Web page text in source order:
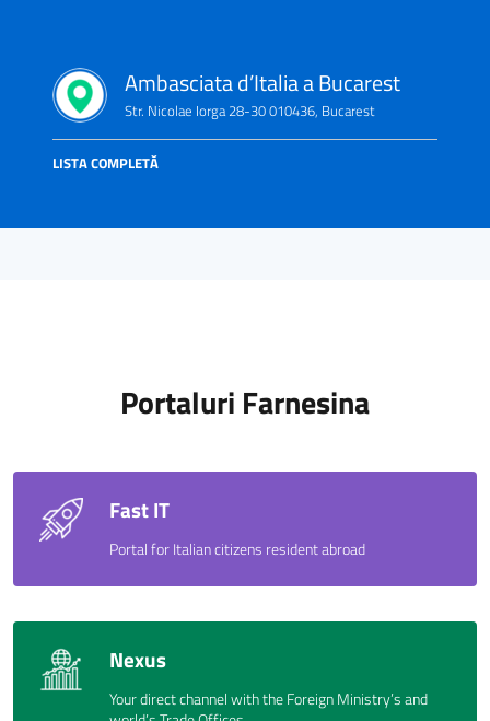
Ambasciata d’Italia a Bucarest
Str. Nicolae Iorga 28-30 010436, Bucarest
LISTA COMPLETĂ
Portaluri Farnesina
Fast IT
Portal for Italian citizens resident abroad
Nexus
Your direct channel with the Foreign Ministry’s and